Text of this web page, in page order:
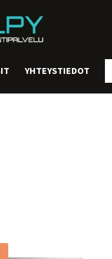
YHTEYSTIEDOT